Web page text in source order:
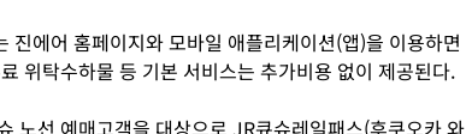
진에어 홈페이지와 모바일 애플리케이션(앱)을 이용하면
위탁수하물 등 기본 서비스는 추가비용 없이 제공된다.
노선 예매고객을 대상으로 JR큐슈레일패스(후쿠오카 와